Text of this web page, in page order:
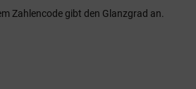
Zahlencode gibt den Glanzgrad an.